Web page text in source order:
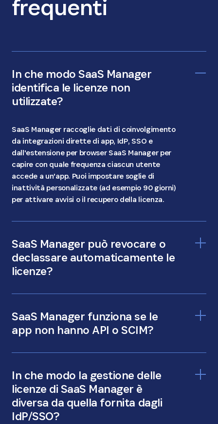
frequenti
In che modo SaaS Manager
identifica le licenze non
utilizzate?
SaaS Manager raccoglie dati di coinvolgimento
da integrazioni dirette di app, IdP, SSO e
dall'estensione per browser SaaS Manager per
capire con quale frequenza ciascun utente
accede a un'app. Puoi impostare soglie di
inattività personalizzate (ad esempio 90 giorni)
per attivare avvisi o il recupero della licenza.
SaaS Manager può revocare o
declassare automaticamente le
licenze?
SaaS Manager funziona se le
app non hanno API o SCIM?
In che modo la gestione delle
licenze di SaaS Manager è
diversa da quella fornita dagli
IdP/SSO?